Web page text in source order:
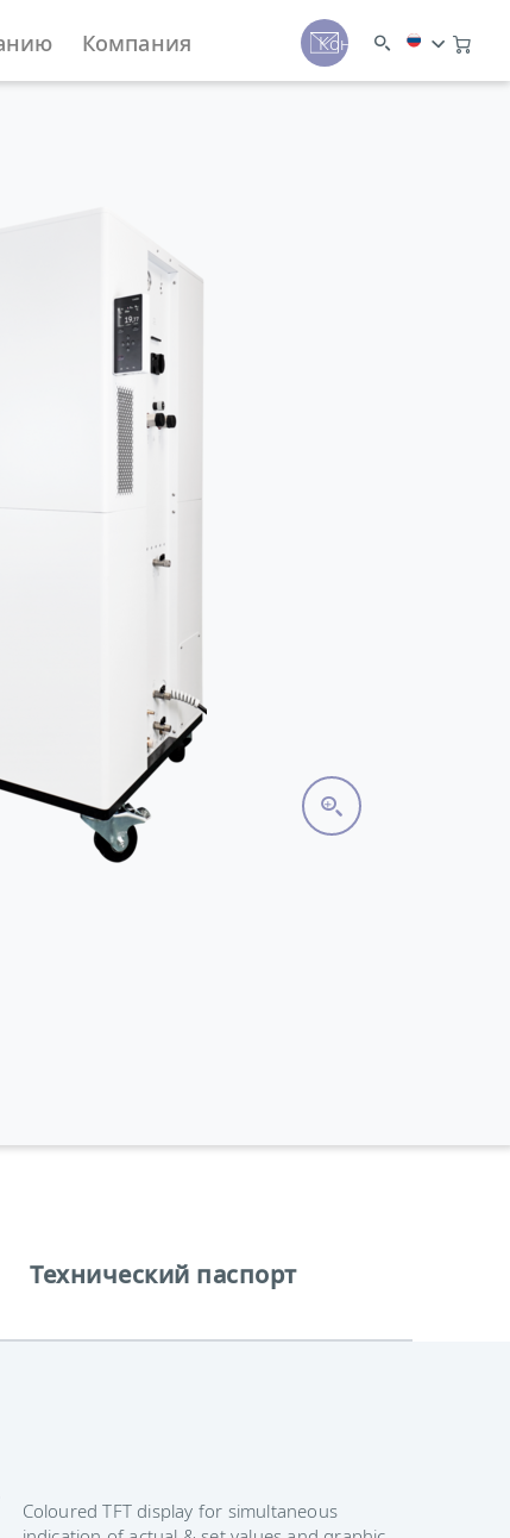
Компания Контакты
Технический паспорт
Coloured TFT display for simultaneous